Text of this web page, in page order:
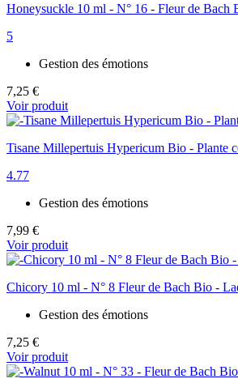
Honeysuckle 10 ml - N° 16 - Fleur de Bach
5
Gestion des émotions
7,25 €
Voir produit
Tisane Millepertuis Hypericum Bio - Plante
4.77
Gestion des émotions
7,99 €
Voir produit
Chicory 10 ml - N° 8 Fleur de Bach Bio -
Gestion des émotions
7,25 €
Voir produit